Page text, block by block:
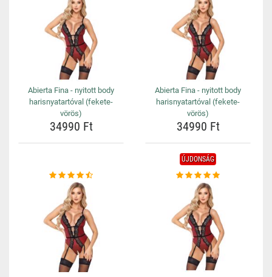
Abierta Fina - nyitott body
harisnyatartóval (fekete-
vörös)
34990 Ft
Abierta Fina - nyitott body
harisnyatartóval (fekete-
vörös)
34990 Ft
ÚJDONSÁG